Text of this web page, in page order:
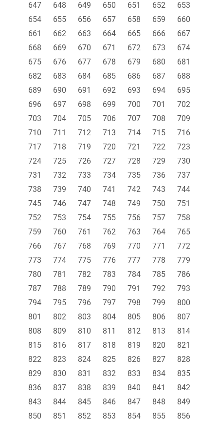
647
648 649 650 651 652
653
654
655 656 657 658 659
660
661
662 663 664 665 666
667
668
669 670 671 672 673
674
675
676 677 678 679 680
681
682
683 684 685 686 687
688
689
690 691 692 693 694
695
696
697 698 699 700 701
702
703
704 705 706 707 708
709
710
711 712 713 714 715
716
717
718 719 720 721 722
723
724
725 726 727 728 729
730
731
732 733 734 735 736
737
738
739 740 741 742 743
744
745
746 747 748 749 750
751
752
753 754 755 756 757
758
759
760 761 762 763 764
765
766
767 768 769 770 771
772
773
774 775 776 777 778
779
780
781 782 783 784 785
786
787
788 789 790 791 792
793
794
795 796 797 798 799
800
801
802 803 804 805 806
807
808
809 810 811 812 813
814
815
816 817 818 819 820
821
822
823 824 825 826 827
828
829
830 831 832 833 834
835
836
837 838 839 840 841
842
843
844 845 846 847 848
849
850
851 852 853 854 855
856